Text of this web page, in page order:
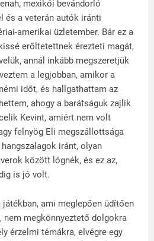
mexikói bevándorló
és a veterán autók iránti
amerikai üzletember. Bár ez a
erőltetettnek érezteti magát,
annál inkább megszeretjük
a legjobban, amikor a
időt, és hallgathattam az
ahogy a barátságuk zajlik
Kevint, amiért nem volt
felnyög Eli megszállottsága
iránt, olyan
között lógnék, és ez az,
is jó volt.
ami meglepően üdítően
nem megkönnyeztető dolgokra
érzelmi témákra, elvégre egy